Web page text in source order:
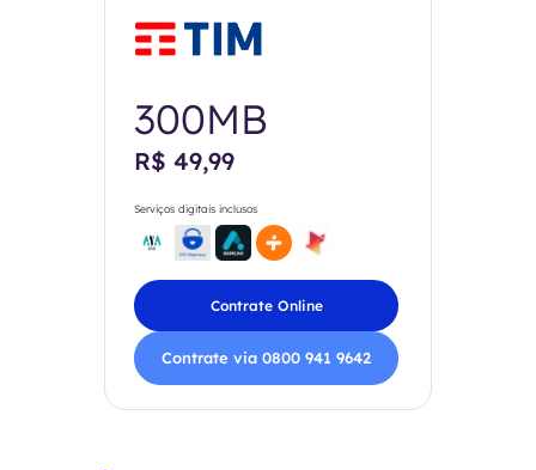
300MB
R$ 49,99
Serviços digitais inclusos
Contrate Online
Contrate via 0800 941 9642